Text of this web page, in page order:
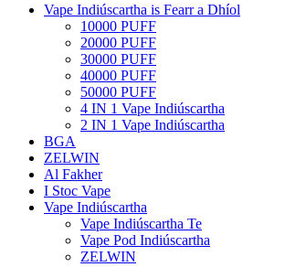
Vape Indiúscartha is Fearr a Dhíol
10000 PUFF
20000 PUFF
30000 PUFF
40000 PUFF
50000 PUFF
4 IN 1 Vape Indiúscartha
2 IN 1 Vape Indiúscartha
BGA
ZELWIN
Al Fakher
I Stoc Vape
Vape Indiúscartha
Vape Indiúscartha Te
Vape Pod Indiúscartha
ZELWIN